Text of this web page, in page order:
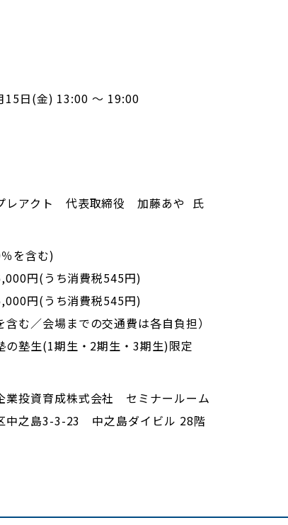
15日(金) 13:00 ～ 19:00
レアクト 代表取締役 加藤あや 氏
を含む)
円(うち消費税545円)
円(うち消費税545円)
含む／会場までの交通費は各自負担）
塾生(1期生・2期生・3期生)限定
業投資育成株式会社 セミナールーム
中之島3-3-23 中之島ダイビル 28階